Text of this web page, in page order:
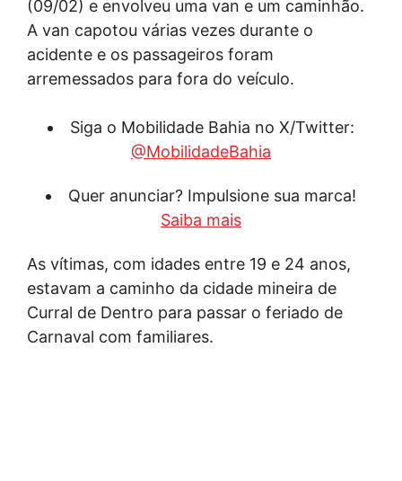
(09/02) e envolveu uma van e um caminhão.
A van capotou várias vezes durante o
acidente e os passageiros foram
arremessados para fora do veículo.
Siga o Mobilidade Bahia no X/Twitter:
@MobilidadeBahia
Quer anunciar? Impulsione sua marca!
Saiba mais
As vítimas, com idades entre 19 e 24 anos,
estavam a caminho da cidade mineira de
Curral de Dentro para passar o feriado de
Carnaval com familiares.